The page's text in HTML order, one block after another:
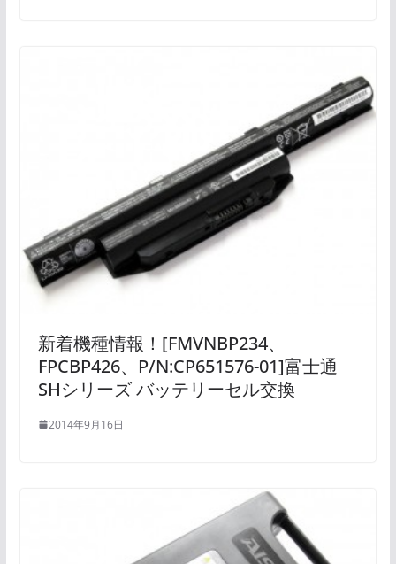
新着機種情報！[FMVNBP234、
FPCBP426、P/N:CP651576-01]富士通
SHシリーズ バッテリーセル交換
2014年9月16日